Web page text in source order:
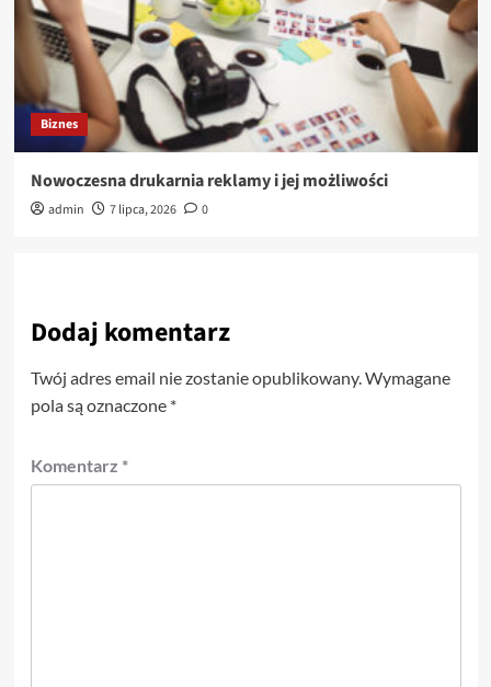
Biznes
Nowoczesna drukarnia reklamy i jej możliwości
admin 7 lipca, 2026 0
Dodaj komentarz
Twój adres email nie zostanie opublikowany.Wymagane
pola są oznaczone *
Komentarz *